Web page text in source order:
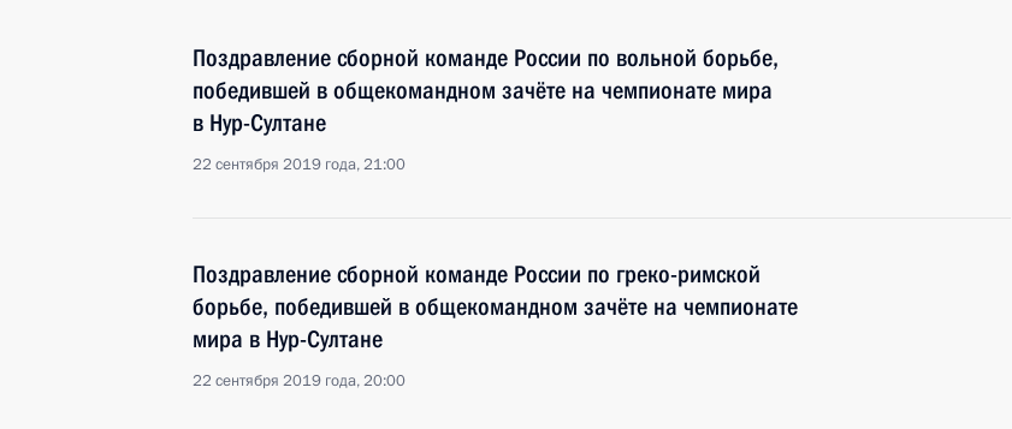
Поздравление сборной команде России по вольной борьбе,
победившей в общекомандном зачёте на чемпионате мира
в Нур-Султане
22 сентября 2019 года, 21:00
Поздравление сборной команде России по греко-римской
борьбе, победившей в общекомандном зачёте на чемпионате
мира в Нур-Султане
22 сентября 2019 года, 20:00